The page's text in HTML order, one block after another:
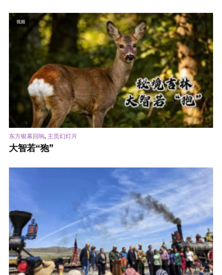
视频
东方银幕回响, 主页幻灯片
大智若“狍”